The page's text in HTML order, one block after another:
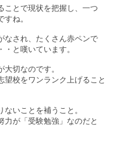
ことで現状を把握し、一つ
ね。
なされ、たくさん赤ペンで
と嘆いています。
切なのです。
望校をワンランク上げること
いことを補うこと。
力が「受験勉強」なのだと